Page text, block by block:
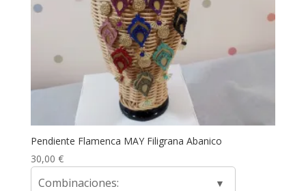
Pendiente Flamenca MAY Filigrana Abanico
30,00 €
Combinaciones: